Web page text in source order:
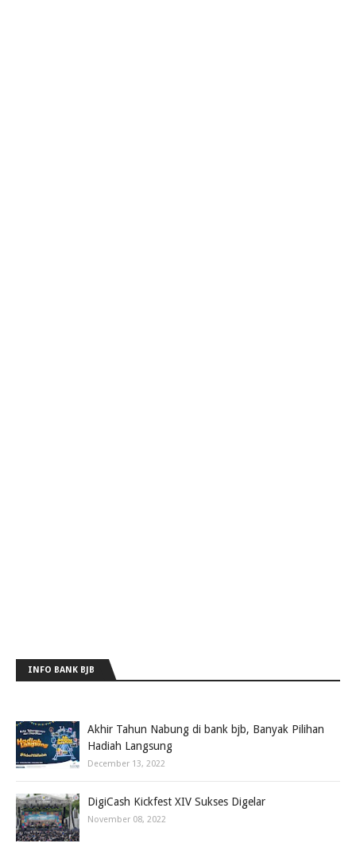
INFO BANK BJB
Akhir Tahun Nabung di bank bjb, Banyak Pilihan
Hadiah Langsung
December 13, 2022
DigiCash Kickfest XIV Sukses Digelar
November 08, 2022